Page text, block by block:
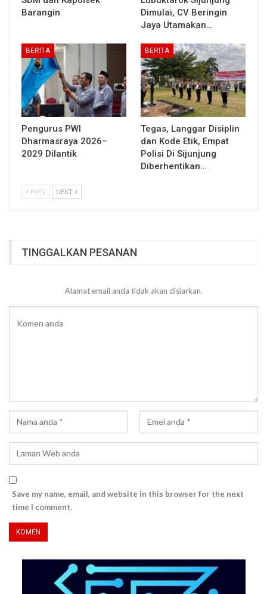
Barangin
Dimulai, CV Beringin
Jaya Utamakan…
BERITA
Pengurus PWI
Dharmasraya 2026–
2029 Dilantik
BERITA
Tegas, Langgar Disiplin
dan Kode Etik, Empat
Polisi Di Sijunjung
Diberhentikan…
PREV NEXT
TINGGALKAN PESANAN
Alamat email anda tidak akan disiarkan.
Save my name, email, and website in this browser for the next
time I comment.